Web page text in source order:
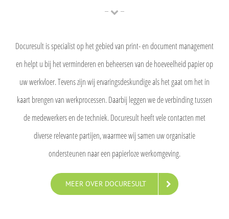
Docuresult is specialist op het gebied van print- en document management
en helpt u bij het verminderen en beheersen van de hoeveelheid papier op
uw werkvloer. Tevens zijn wij ervaringsdeskundige als het gaat om het in
kaart brengen van werkprocessen. Daarbij leggen we de verbinding tussen
de medewerkers en de techniek. Docuresult heeft vele contacten met
diverse relevante partijen, waarmee wij samen uw organisatie
ondersteunen naar een papierloze werkomgeving.
MEER OVER DOCURESULT